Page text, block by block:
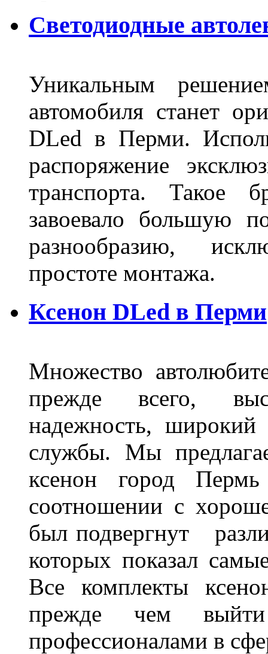
Светодиодные
Уникальным
автомобиля станет
DLed в Перми.
распоряжение
транспорта. Такое
завоевало большую
разнообразию,
простоте монтажа.
Ксенон DLed в Перми
Множество
прежде всего,
надежность, широкий
службы. Мы
ксенон город
соотношении с
был подвергнут
которых показал
Все комплекты
прежде чем
профессионалами в